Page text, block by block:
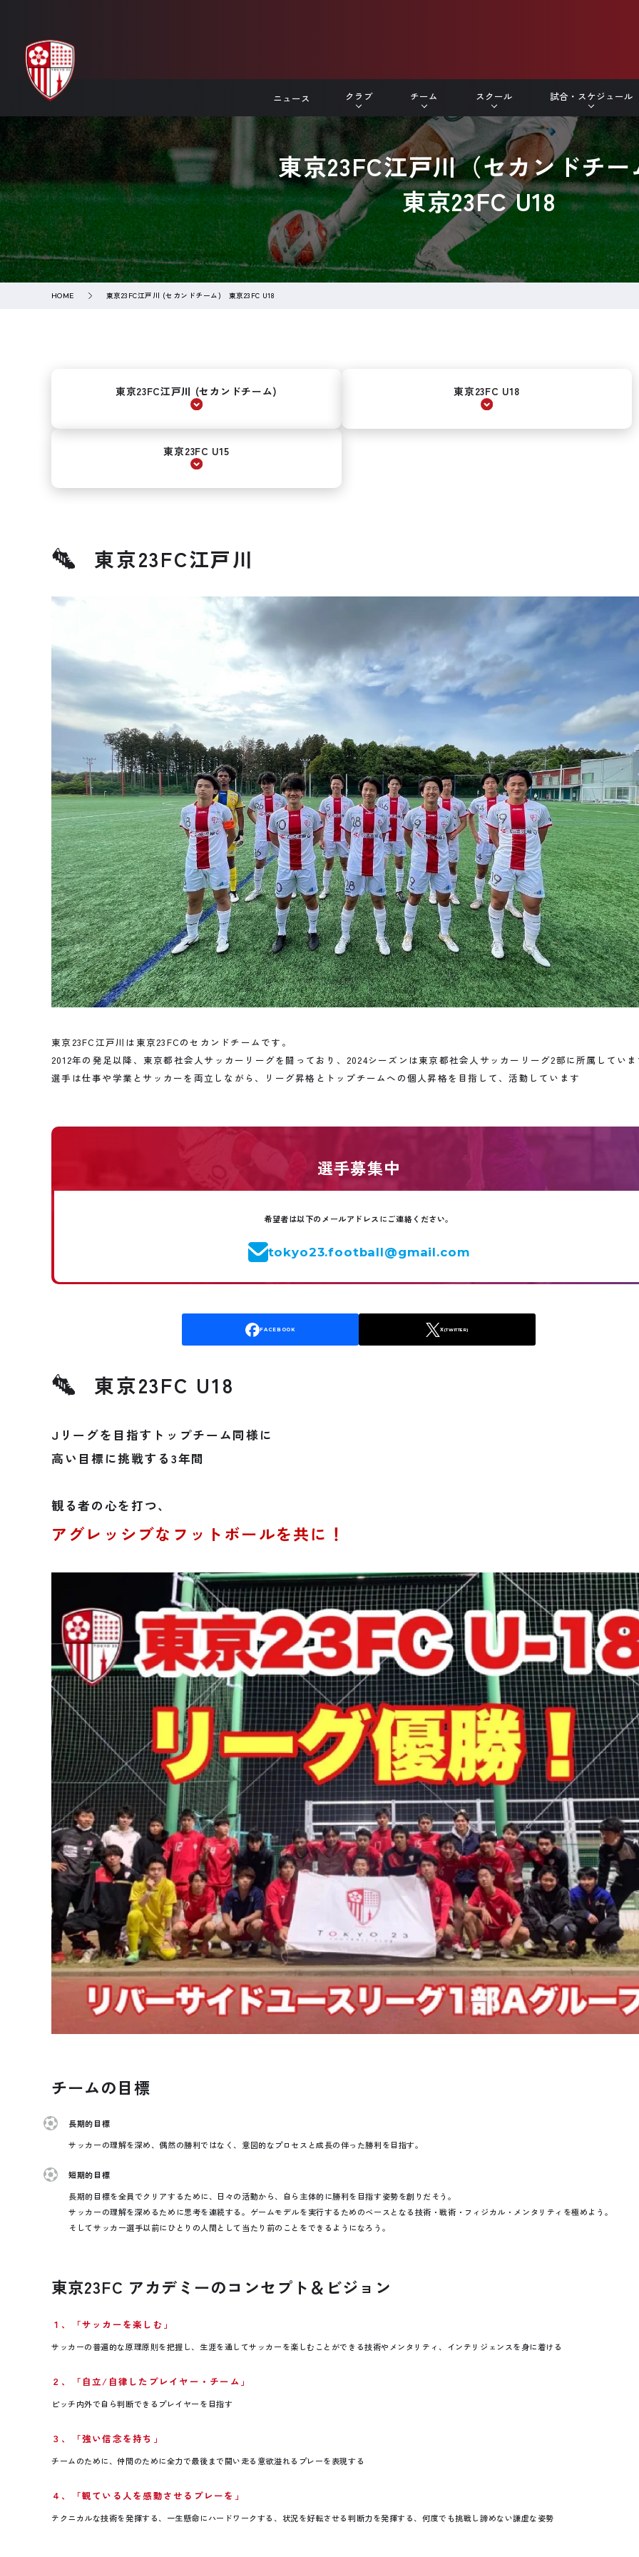
ニュース クラブ チーム スクール 試合・スケジュール
東京23FC江戸川（セカンドチー
東京23FC U18
HOME 東京23FC江戸川 (セカンドチーム) 東京23FC U18
東京23FC江戸川 (セカンドチーム) 東京23FC U18
東京23FC U15
東京23FC江戸川
東京23FC江戸川は東京23FCのセカンドチームです。
2012年の発足以降、東京都社会人サッカーリーグを闘っており、2024シーズンは東京都社会人サッカーリーグ2部に所属してい
選手は仕事や学業とサッカーを両立しながら、リーグ昇格とトップチームへの個人昇格を目指して、活動しています
選手募集中
希望者は以下のメールアドレスにご連絡ください。
tokyo23.football@gmail.com
FACEBOOK X(TWITTER)
東京23FC U18
Jリーグを目指すトップチーム同様に
高い目標に挑戦する3年間
観る者の心を打つ、
アグレッシブなフットボールを共に！
チームの目標
長期的目標
サッカーの理解を深め、偶然の勝利ではなく、意図的なプロセスと成長の伴った勝利を目指す。
短期的目標
長期的目標を全員でクリアするために、日々の活動から、自ら主体的に勝利を目指す姿勢を創りだそう。
サッカーの理解を深めるために思考を連続する。ゲームモデルを実行するためのベースとなる技術・戦術・フィジカル・メンタリティを極めよう。
そしてサッカー選手以前にひとりの人間として当たり前のことをできるようになろう。
東京23FC アカデミーのコンセプト＆ビジョン
１、「サッカーを楽しむ」
サッカーの普遍的な原理原則を把握し、生涯を通してサッカーを楽しむことができる技術やメンタリティ、インテリジェンスを身に着ける
２、「自立/自律したプレイヤー・チーム」
ピッチ内外で自ら判断できるプレイヤーを目指す
３、「強い信念を持ち」
チームのために、仲間のために全力で最後まで闘い走る意欲溢れるプレーを表現する
４、「観ている人を感動させるプレーを」
テクニカルな技術を発揮する、一生懸命にハードワークする、状況を好転させる判断力を発揮する、何度でも挑戦し諦めない謙虚な姿勢